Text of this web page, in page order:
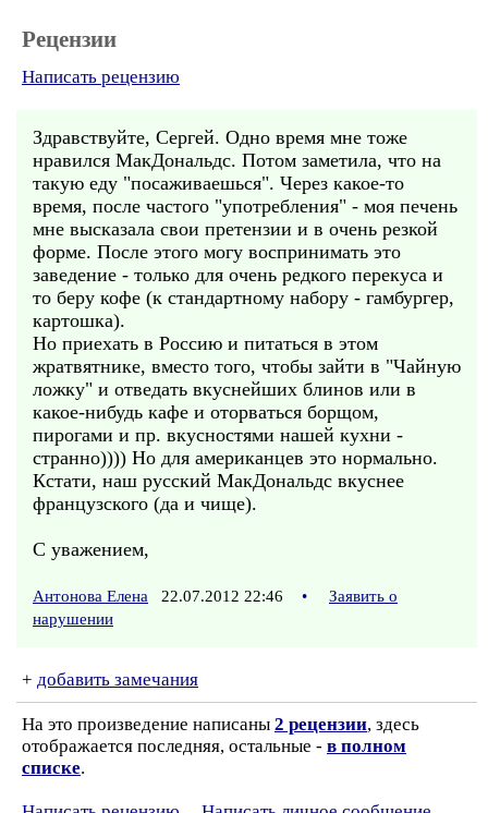
Рецензии
Написать рецензию
Здравствуйте, Сергей. Одно время мне тоже
нравился МакДональдс. Потом заметила, что на
такую еду "посаживаешься". Через какое-то
время, после частого "употребления" - моя печень
мне высказала свои претензии и в очень резкой
форме. После этого могу воспринимать это
заведение - только для очень редкого перекуса и
то беру кофе (к стандартному набору - гамбургер,
картошка).
Но приехать в Россию и питаться в этом
жратвятнике, вместо того, чтобы зайти в "Чайную
ложку" и отведать вкуснейших блинов или в
какое-нибудь кафе и оторваться борщом,
пирогами и пр. вкусностями нашей кухни -
странно)))) Но для американцев это нормально.
Кстати, наш русский МакДональдс вкуснее
французского (да и чище).
С уважением,
Антонова Елена 22.07.2012 22:46 •
Заявить о
нарушении
+ добавить замечания
На это произведение написаны 2 рецензии, здесь
отображается последняя, остальные - в полном
списке.